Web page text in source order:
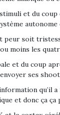
et du coup
autonome
peur soit
moins les
et du coup
ses
qu’il a
et donc ça ça